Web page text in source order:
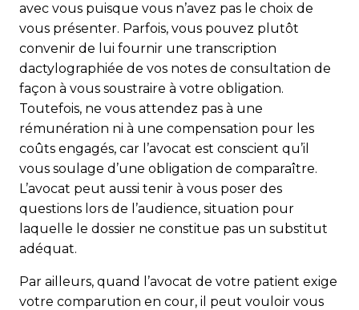
avec vous puisque vous n’avez pas le choix de
vous présenter. Parfois, vous pouvez plutôt
convenir de lui fournir une transcription
dactylographiée de vos notes de consultation de
façon à vous soustraire à votre obligation.
Toutefois, ne vous attendez pas à une
rémunération ni à une compensation pour les
coûts engagés, car l’avocat est conscient qu’il
vous soulage d’une obligation de comparaître.
L’avocat peut aussi tenir à vous poser des
questions lors de l’audience, situation pour
laquelle le dossier ne constitue pas un substitut
adéquat.
Par ailleurs, quand l’avocat de votre patient exige
votre com­parution en cour, il peut vouloir vous